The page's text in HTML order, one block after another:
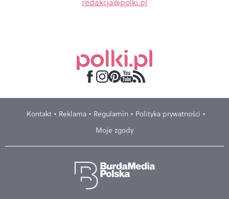
Kontakt Reklama Regulamin
Polityka prywatności
Moje zgody